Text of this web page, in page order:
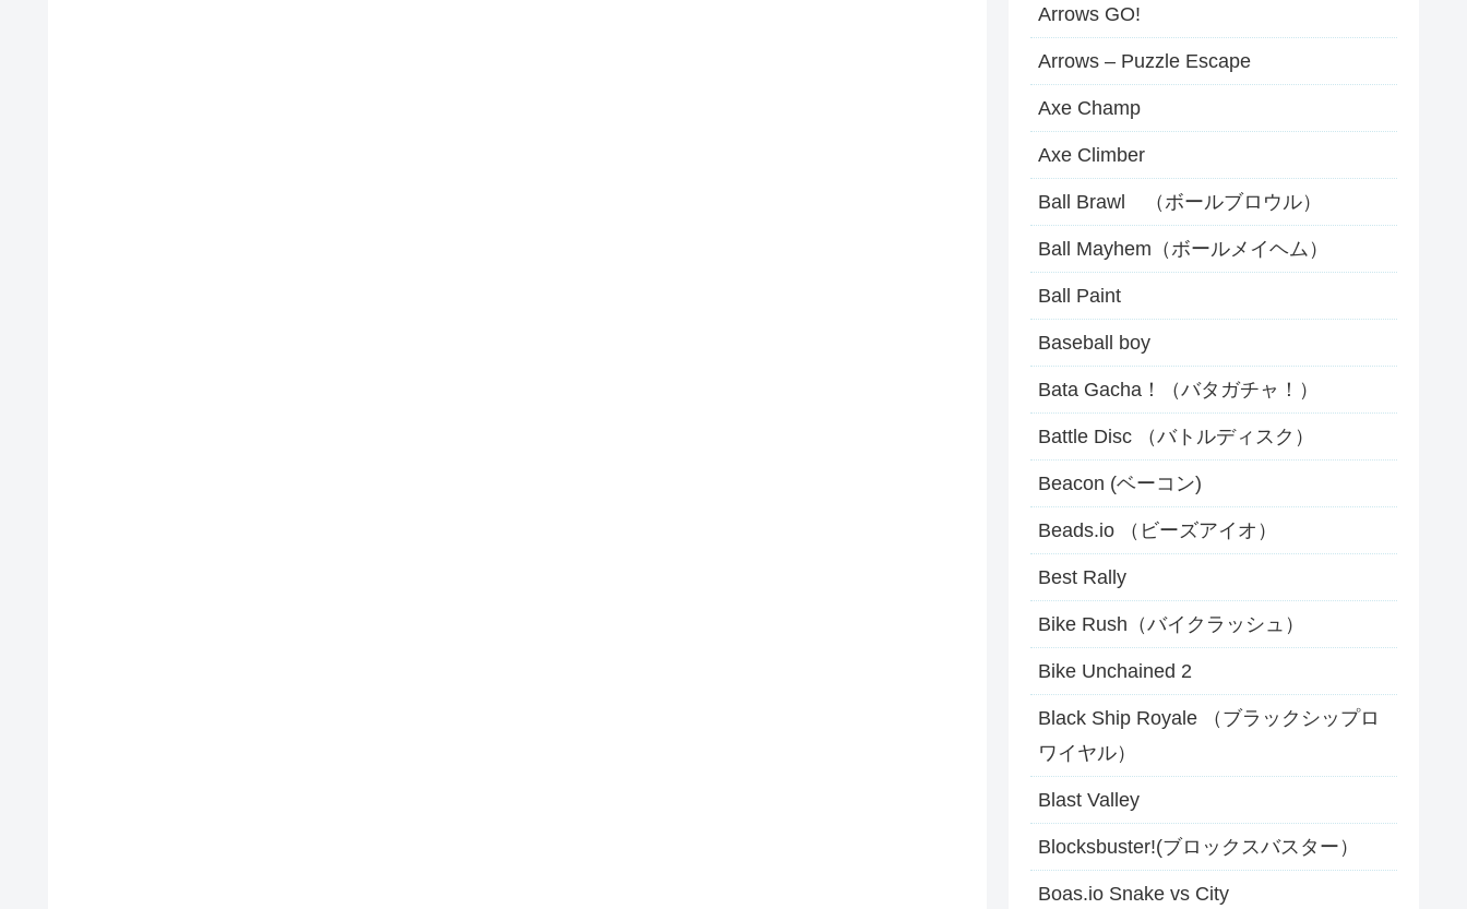
Arrows GO!
Arrows – Puzzle Escape
Axe Champ
Axe Climber
Ball Brawl （ボールブロウル）
Ball Mayhem（ボールメイヘム）
Ball Paint
Baseball boy
Bata Gacha！（バタガチャ！）
Battle Disc （バトルディスク）
Beacon (ベーコン)
Beads.io （ビーズアイオ）
Best Rally
Bike Rush（バイクラッシュ）
Bike Unchained 2
Black Ship Royale （ブラックシップロ
ワイヤル）
Blast Valley
Blocksbuster!(ブロックスバスター）
Boas.io Snake vs City